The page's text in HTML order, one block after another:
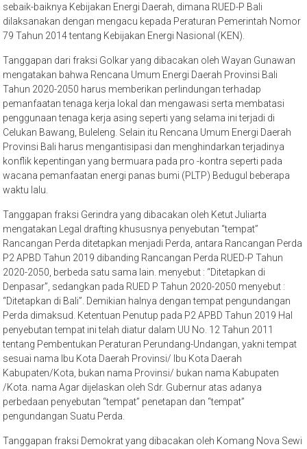
sebaik-baiknya Kebijakan Energi Daerah, dimana RUED-P Bali
dilaksanakan dengan mengacu kepada Peraturan Pemerintah Nomor
79 Tahun 2014 tentang Kebijakan Energi Nasional (KEN).
Tanggapan dari fraksi Golkar yang dibacakan oleh Wayan Gunawan
mengatakan bahwa Rencana Umum Energi Daerah Provinsi Bali
Tahun 2020-2050 harus memberikan perlindungan terhadap
pemanfaatan tenaga kerja lokal dan mengawasi serta membatasi
penggunaan tenaga kerja asing seperti yang selama ini terjadi di
Celukan Bawang, Buleleng. Selain itu Rencana Umum Energi Daerah
Provinsi Bali harus mengantisipasi dan menghindarkan terjadinya
konflik kepentingan yang bermuara pada pro -kontra seperti pada
wacana pemanfaatan energi panas bumi (PLTP) Bedugul beberapa
waktu lalu.
Tanggapan fraksi Gerindra yang dibacakan oleh Ketut Juliarta
mengatakan Legal drafting khususnya penyebutan “tempat”
Rancangan Perda ditetapkan menjadi Perda, antara Rancangan Perda
P2 APBD Tahun 2019 dibanding Rancangan Perda RUED-P Tahun
2020-2050, berbeda satu sama lain. menyebut : “Ditetapkan di
Denpasar”, sedangkan pada RUED P Tahun 2020-2050 menyebut :
“Ditetapkan di Bali”. Demikian halnya dengan tempat pengundangan
Perda dimaksud. Ketentuan Penutup pada P2 APBD Tahun 2019 Hal
penyebutan tempat ini telah diatur dalam UU No. 12 Tahun 2011
tentang Pembentukan Peraturan Perundang-Undangan, yakni tempat
sesuai nama Ibu Kota Daerah Provinsi/ Ibu Kota Daerah
Kabupaten/Kota, bukan nama Provinsi/ bukan nama Kabupaten
/Kota. nama Agar dijelaskan oleh Sdr. Gubernur atas adanya
perbedaan penyebutan “tempat” penetapan dan “tempat”
pengundangan Suatu Perda.
Tanggapan fraksi Demokrat yang dibacakan oleh Komang Nova Sewi